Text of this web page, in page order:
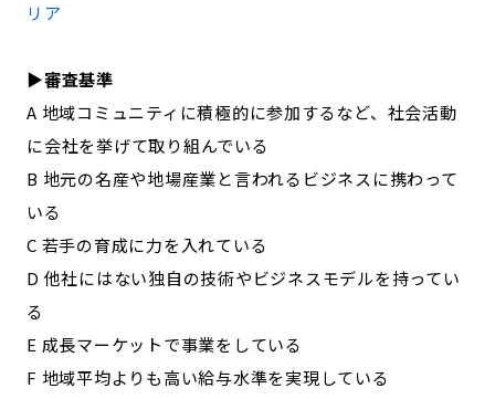
リア
▶︎審査基準
A 地域コミュニティに積極的に参加するなど、社会活動
に会社を挙げて取り組んでいる
B 地元の名産や地場産業と言われるビジネスに携わって
いる
C 若手の育成に力を入れている
D 他社にはない独自の技術やビジネスモデルを持ってい
る
E 成長マーケットで事業をしている
F 地域平均よりも高い給与水準を実現している